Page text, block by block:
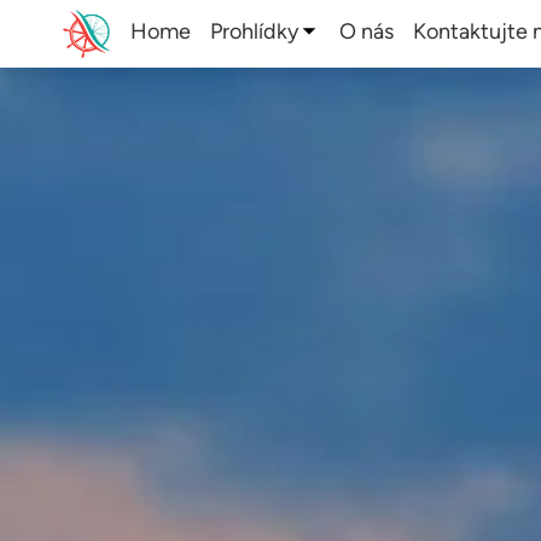
Home Prohlídky O nás Kontaktujte